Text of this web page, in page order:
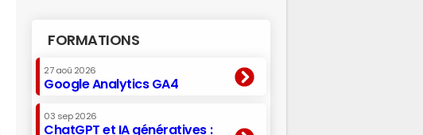
FORMATIONS
27 aoû 2026
Google Analytics GA4
03 sep 2026
ChatGPT et IA génératives :